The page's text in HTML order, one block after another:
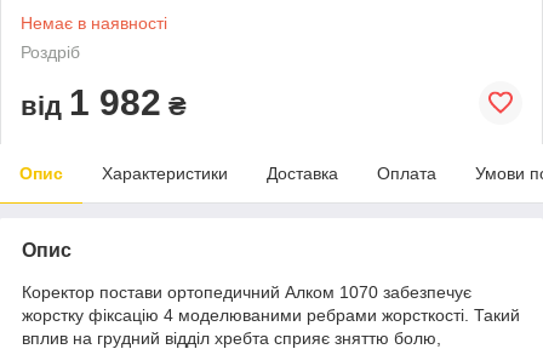
Немає в наявності
Роздріб
від 1 982 ₴
Опис Характеристики Доставка Оплата Умови
Опис
Коректор постави ортопедичний Алком 1070 забезпечує
жорстку фіксацію 4 моделюваними ребрами жорсткості. Такий
вплив на грудний відділ хребта сприяє зняттю болю,